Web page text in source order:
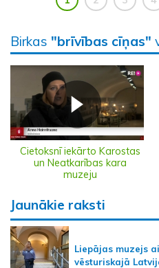
Birkas "brīvības cīņas"
Cietoksnī iekārto Karostas
un Neatkarības kara
muzeju
Jaunākie raksti
Liepājas muzejs
vēsturiskajā